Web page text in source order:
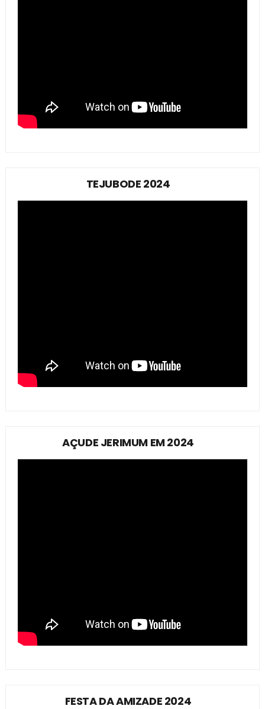
TEJUBODE 2024
AÇUDE JERIMUM EM 2024
FESTA DA AMIZADE 2024